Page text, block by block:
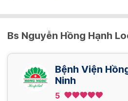
3,200,000 VND/ Gói
4,080,000 VND/ Gói
Nội soi tiêu hóa NBI mê
Bs Nguyễn Hồng Hạnh
Bệnh Viện
Ninh
5